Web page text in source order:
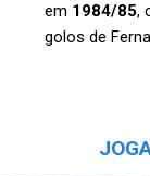
em 1984/85,
golos de